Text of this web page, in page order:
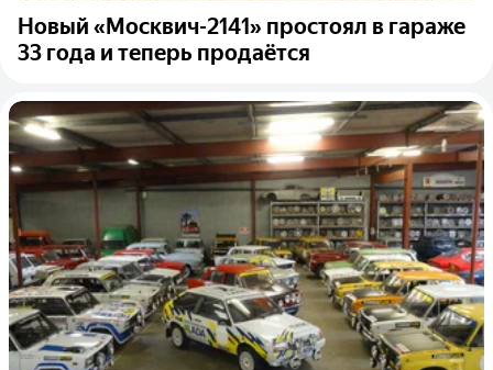
Новый «Москвич-2141» простоял в гараже
33 года и теперь продаётся